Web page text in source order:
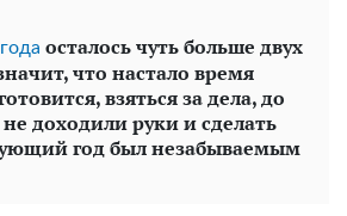
осталось чуть больше двух
что настало время
взяться за дела, до
доходили руки и сделать
год был незабываемым